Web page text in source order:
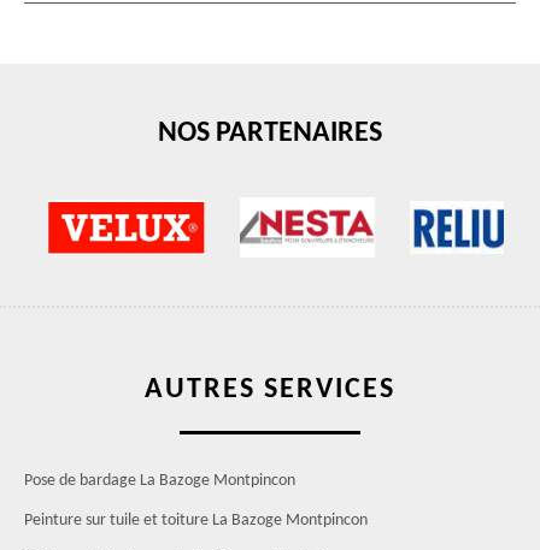
NOS PARTENAIRES
AUTRES SERVICES
Pose de bardage La Bazoge Montpincon
Peinture sur tuile et toiture La Bazoge Montpincon